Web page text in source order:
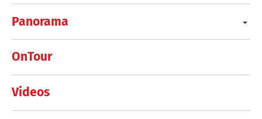
Panorama
OnTour
Videos